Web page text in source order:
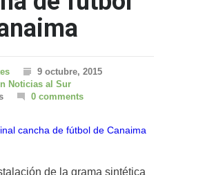
9 octubre, 2015
Noticias al Sur
0 comments
de la grama sintética